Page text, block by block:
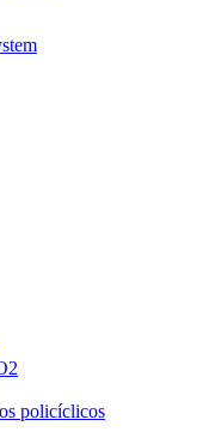
policíclicos